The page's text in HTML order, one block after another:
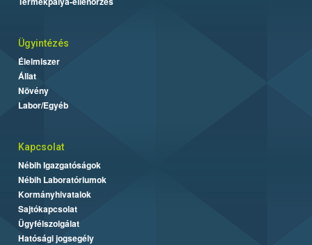
Ügyintézés
Élelmiszer
Állat
Növény
Labor/Egyéb
Kapcsolat
Nébih Igazgatóságok
Nébih Laboratóriumok
Kormányhivatalok
Sajtókapcsolat
Ügyfélszolgálat
Hatósági jogsegély